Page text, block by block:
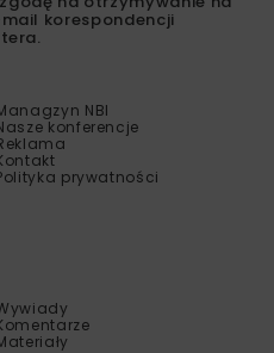
korespondencji
NBI
konferencje
prywatności